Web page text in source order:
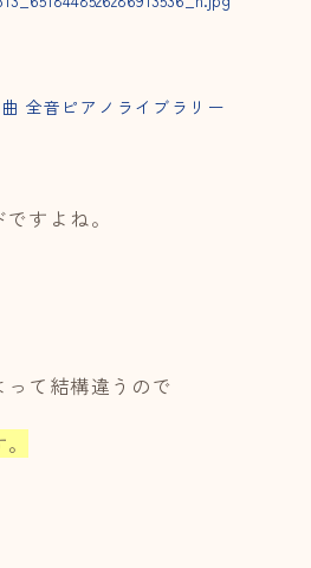
全音ピアノライブラリー
すよね。
て結構違うので